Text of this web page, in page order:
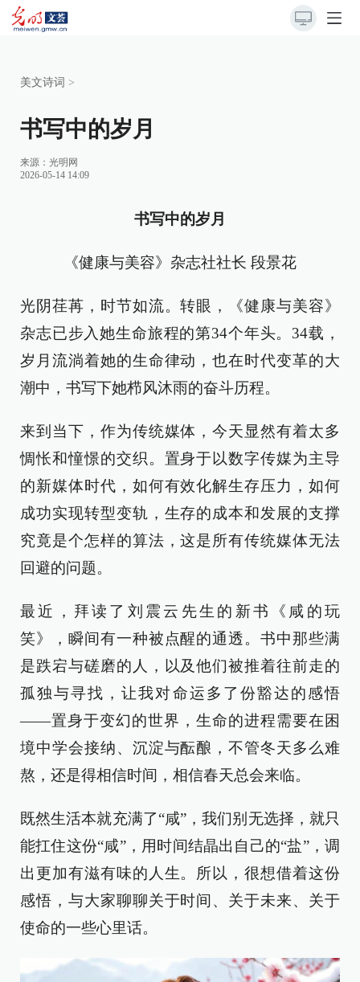
美文诗词 >
书写中的岁月
来源： 光明网
2026-05-14 14:09
书写中的岁月
《健康与美容》杂志社社长 段景花
光阴荏苒，时节如流。转眼，《健康与美容》
杂志已步入她生命旅程的第34个年头。34载，
岁月流淌着她的生命律动，也在时代变革的大
潮中，书写下她栉风沐雨的奋斗历程。
来到当下，作为传统媒体，今天显然有着太多
惆怅和憧憬的交织。置身于以数字传媒为主导
的新媒体时代，如何有效化解生存压力，如何
成功实现转型变轨，生存的成本和发展的支撑
究竟是个怎样的算法，这是所有传统媒体无法
回避的问题。
最近，拜读了刘震云先生的新书《咸的玩
笑》，瞬间有一种被点醒的通透。书中那些满
是跌宕与磋磨的人，以及他们被推着往前走的
孤独与寻找，让我对命运多了份豁达的感悟
——置身于变幻的世界，生命的进程需要在困
境中学会接纳、沉淀与酝酿，不管冬天多么难
熬，还是得相信时间，相信春天总会来临。
既然生活本就充满了“咸”，我们别无选择，就只
能扛住这份“咸”，用时间结晶出自己的“盐”，调
出更加有滋有味的人生。所以，很想借着这份
感悟，与大家聊聊关于时间、关于未来、关于
使命的一些心里话。